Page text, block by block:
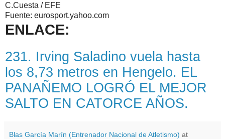
C.Cuesta / EFE
Fuente: eurosport.yahoo.com
ENLACE:
231. Irving Saladino vuela hasta
los 8,73 metros en Hengelo. EL
PANAÑEMO LOGRÓ EL MEJOR
SALTO EN CATORCE AÑOS.
Blas García Marín (Entrenador Nacional de Atletismo) at